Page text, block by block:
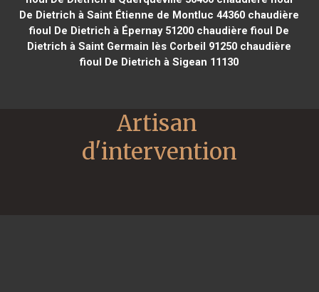
De Dietrich à Saint Étienne de Montluc 44360 chaudière
fioul De Dietrich à Épernay 51200 chaudière fioul De
Dietrich à Saint Germain lès Corbeil 91250 chaudière
fioul De Dietrich à Sigean 11130
Artisan
d'intervention